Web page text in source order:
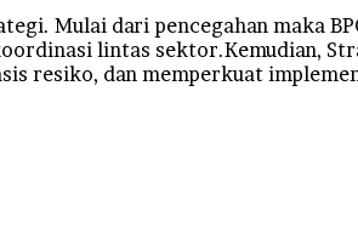
Mulai dari pencegahan maka
lintas sektor.Kemudian,
resiko, dan memperkuat